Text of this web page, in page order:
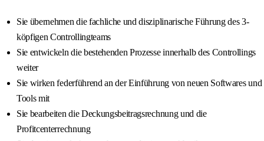
Sie übernehmen die fachliche und disziplinarische Führung des 3-
köpfigen Controllingteams
Sie entwickeln die bestehenden Prozesse innerhalb des Controllings
weiter
Sie wirken federführend an der Einführung von neuen Softwares und
Tools mit
Sie bearbeiten die Deckungsbeitragsrechnung und die
Profitcenterrechnung